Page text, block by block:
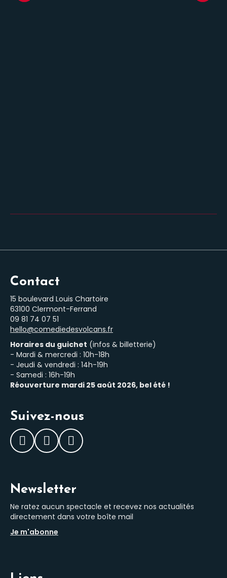
Contact
15 boulevard Louis Chartoire
63100 Clermont-Ferrand
‭09 81 74 07 51‬
hello@comediedesvolcans.fr
Horaires du guichet (infos & billetterie)
- Mardi & mercredi : 10h-18h
- Jeudi & vendredi : 14h-19h
- Samedi : 16h-19h
Réouverture mardi 25 août 2026, bel été !
Suivez-nous
Facebook
InstagramLinkedIn
Newsletter
Ne ratez aucun spectacle et recevez nos actualités
directement dans votre boîte mail
Je m'abonne